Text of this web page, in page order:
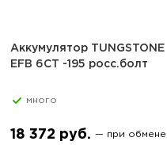
Аккумулятор TUNGSTONE
EFB 6СТ -195 росс.болт
много
18 372 руб. — при обмене